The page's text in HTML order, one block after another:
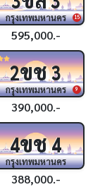
15
กรุงเทพมหานคร
595,000.-
9
2ขช3
กรุงเทพมหานคร
390,000.-
4ขช4
กรุงเทพมหานคร
388,000.-